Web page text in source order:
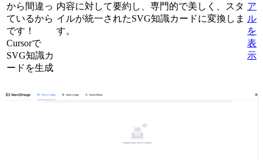
から間違っ
ているから
です！
Cursorで
SVG知識カ
ードを生成
内容に対して要約し、専門的で美しく、スタ
イルが統一されたSVG知識カードに変換しま
す。
ア
ル
を
表
示